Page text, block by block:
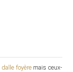
dalle foyèremais ceux-